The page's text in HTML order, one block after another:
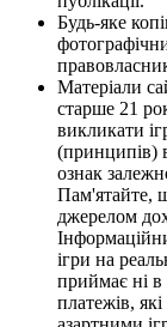
Будь-яке
Матеріали
старше 21
викликати
(принципів)
ознак
Пам'ятайте,
джерелом
ігри на
приймає ні в
платежів,